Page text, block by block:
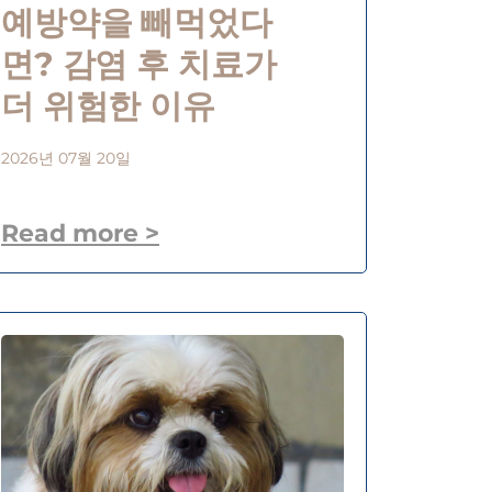
예방약을 빼먹었다
면? 감염 후 치료가
더 위험한 이유
2026년 07월 20일
Read more >